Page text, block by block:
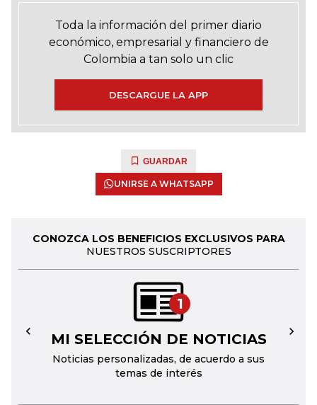
Toda la información del primer diario
económico, empresarial y financiero de
Colombia a tan solo un clic
DESCARGUE LA APP
GUARDAR
UNIRSE A WHATSAPP
CONOZCA LOS BENEFICIOS EXCLUSIVOS PARA
NUESTROS SUSCRIPTORES
1
MI SELECCIÓN DE NOTICIAS
Noticias personalizadas, de acuerdo a sus
temas de interés
← →